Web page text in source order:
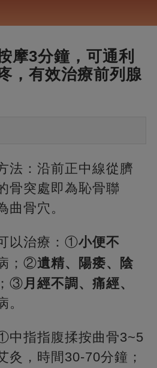
摩3分鐘，可通利
，有效治療前列腺
法：沿前正中線從臍
骨突處即為恥骨聯
曲骨穴。
以治療：①小便不
；②遺精、陽痿、陰
③月經不調、痛經、
。
中指指腹揉按曲骨3~5
，時間30-70分鐘；